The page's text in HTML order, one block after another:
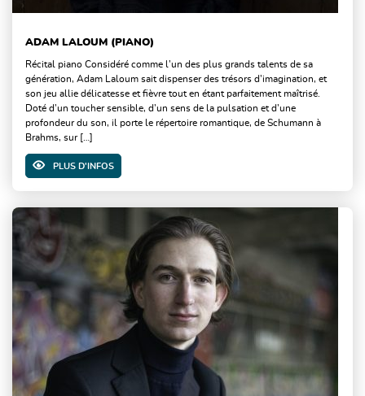
ADAM LALOUM (PIANO)
Récital piano Considéré comme l’un des plus grands talents de sa
génération, Adam Laloum sait dispenser des trésors d’imagination, et
son jeu allie délicatesse et fièvre tout en étant parfaitement maîtrisé.
Doté d’un toucher sensible, d’un sens de la pulsation et d’une
profondeur du son, il porte le répertoire romantique, de Schumann à
Brahms, sur […]
PLUS D'INFOS